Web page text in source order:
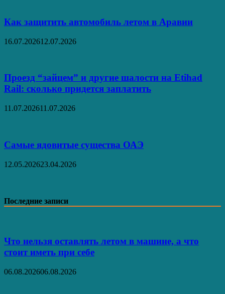
Как защитить автомобиль летом в Аравии
16.07.202612.07.2026
Проезд “зайцем” и другие шалости на Etihad
Rail: сколько придется заплатить
11.07.202611.07.2026
Самые ядовитые существа ОАЭ
12.05.202623.04.2026
Последние записи
Что нельзя оставлять летом в машине, а что
стоит иметь при себе
06.08.202606.08.2026